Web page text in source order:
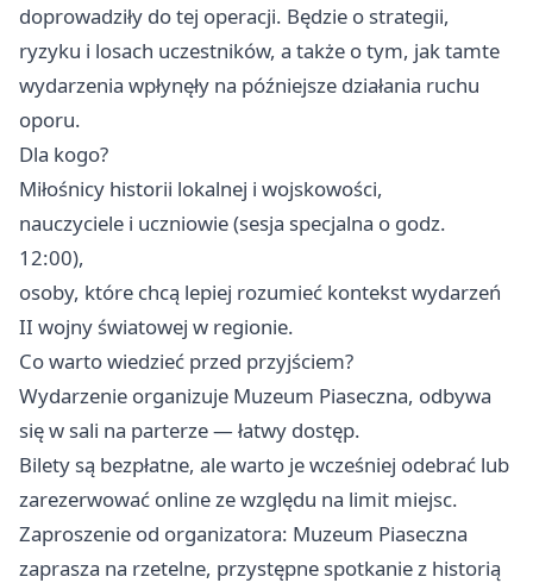
doprowadziły do tej operacji. Będzie o strategii,
ryzyku i losach uczestników, a także o tym, jak tamte
wydarzenia wpłynęły na późniejsze działania ruchu
oporu.
Dla kogo?
Miłośnicy historii lokalnej i wojskowości,
nauczyciele i uczniowie (sesja specjalna o godz.
12:00),
osoby, które chcą lepiej rozumieć kontekst wydarzeń
II wojny światowej w regionie.
Co warto wiedzieć przed przyjściem?
Wydarzenie organizuje Muzeum Piaseczna, odbywa
się w sali na parterze — łatwy dostęp.
Bilety są bezpłatne, ale warto je wcześniej odebrać lub
zarezerwować online ze względu na limit miejsc.
Zaproszenie od organizatora: Muzeum Piaseczna
zaprasza na rzetelne, przystępne spotkanie z historią